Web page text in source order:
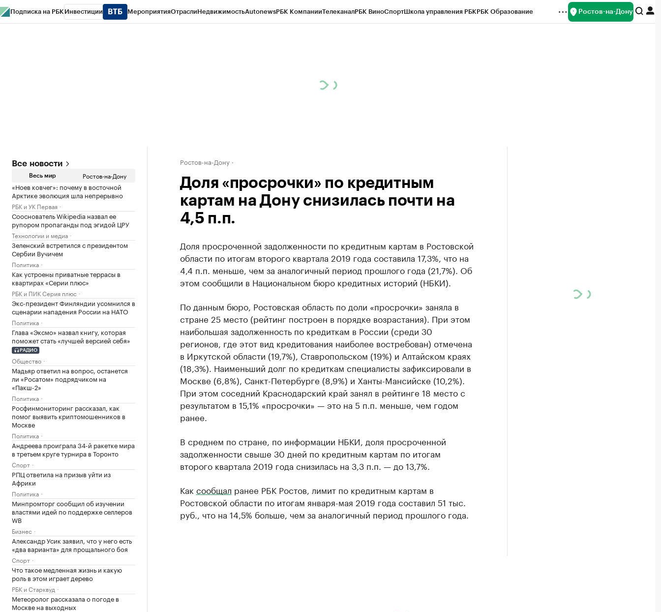
Подписка на РБК Инвестиции МероприятияОтраслиНедвижимостьAutonewsРБК КомпанииТелеканалРБК ВиноСпортШкола управления РБКРБК Образование Ростов-на-Дону
Все новости
Весь мир Ростов-на-Дону
«Ноев ковчег»: почему в восточной
Арктике эволюция шла непрерывно
РБК и УК Первая
Сооснователь Wikipedia назвал ее
рупором пропаганды под эгидой ЦРУ
Технологии и медиа
Зеленский встретился с президентом
Сербии Вучичем
Политика
Как устроены приватные террасы в
квартирах «Серии плюс»
РБК и ПИК Серия плюс
Экс-президент Финляндии усомнился в
сценарии нападения России на НАТО
Политика
Глава «Эксмо» назвал книгу, которая
поможет стать «лучшей версией себя»
РАДИО
Общество
Мадьяр ответил на вопрос, останется
ли «Росатом» подрядчиком на
«Пакш-2»
Политика
Росфинмониторинг рассказал, как
помог выявить криптомошенников в
Москве
Политика
Андреева проиграла 34-й ракетке мира
в третьем круге турнира в Торонто
Спорт
РПЦ ответила на призыв уйти из
Африки
Политика
Минпромторг сообщил об изучении
властями идей по поддержке селлеров
WB
Бизнес
Александр Усик заявил, что у него есть
«два варианта» для прощального боя
Спорт
Что такое медленная жизнь и какую
роль в этом играет дерево
РБК и Старквуд
Метеоролог рассказала о погоде в
Москве на выходных
Ростов-на-Дону
Доля «просрочки» по кредитным
картам на Дону снизилась почти на
4,5 п.п.
Доля просроченной задолженности по кредитным картам в Ростовской
области по итогам второго квартала 2019 года составила 17,3%, что на
4,4 п.п. меньше, чем за аналогичный период прошлого года (21,7%). Об
этом сообщили в Национальном бюро кредитных историй (НБКИ).
По данным бюро, Ростовская область по доли «просрочки» заняла в
стране 25 место (рейтинг построен в порядке возрастания). При этом
наибольшая задолженность по кредиткам в России (среди 30
регионов, где этот вид кредитования наиболее востребован) отмечена
в Иркутской области (19,7%), Ставропольском (19%) и Алтайском краях
(18,3%). Наименьший долг по кредиткам специалисты зафиксировали в
Москве (6,8%), Санкт-Петербурге (8,9%) и Ханты-Мансийске (10,2%).
При этом соседний Краснодарский край занял в рейтинге 18 место с
результатом в 15,1% «просрочки» — это на 5 п.п. меньше, чем годом
ранее.
В среднем по стране, по информации НБКИ, доля просроченной
задолженности свыше 30 дней по кредитным картам по итогам
второго квартала 2019 года снизилась на 3,3 п.п. — до 13,7%.
Как сообщал ранее РБК Ростов, лимит по кредитным картам в
Ростовской области по итогам января-мая 2019 года составил 51 тыс.
руб., что на 14,5% больше, чем за аналогичный период прошлого года.